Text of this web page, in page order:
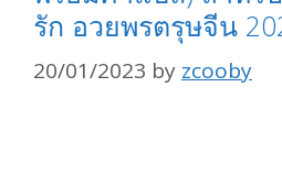
รัก อวยพรตรุษจีน
20/01/2023 by zcooby